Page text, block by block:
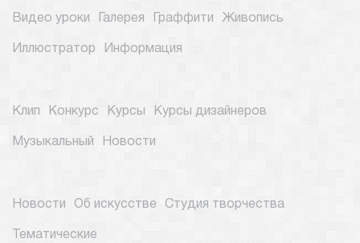
Видео уроки Галерея Граффити Живопись
Иллюстратор Информация
Клип Конкурс Курсы Курсы дизайнеров
Музыкальный Новости
Новости Об искусстве Студия творчества
Тематические